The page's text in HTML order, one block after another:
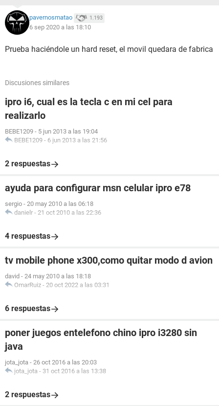
pavernosmatao 1.193
6 sep 2020 a las 18:10
Prueba haciéndole un hard reset, el movil quedara de fabrica
Discusiones similares
ipro i6, cual es la tecla c en mi cel para
realizarlo
BEBE1209 - 5 jun 2013 a las 19:04
BEBE1209 - 6 jun 2013 a las 21:56
2 respuestas
ayuda para configurar msn celular ipro e78
sergio - 20 may 2010 a las 06:18
danielr - 21 oct 2010 a las 22:36
4 respuestas
tv mobile phone x300,como quitar modo d avion
david - 24 may 2010 a las 18:18
OmarRuiz - 20 oct 2022 a las 03:31
6 respuestas
poner juegos entelefono chino ipro i3280 sin
java
jota_jota - 26 oct 2016 a las 20:03
jota_jota - 31 oct 2016 a las 13:38
2 respuestas